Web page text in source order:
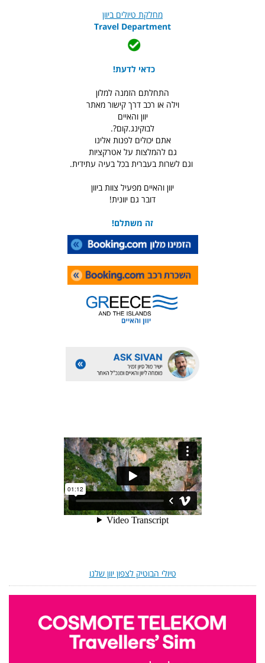
מחלקת טיולים ביוון
Travel Department
כדאי לדעת!
התחלתם הזמנה למלון
וילה או רכב דרך קישור מאתר
יוון והאיים
לבוקינג.קום?.
אתם יכולים לפנות אלינו
גם להמלצות על אטרקציות
וגם לשרות בעברית בכל בעיה עתידית.
יוון והאיים מפעיל צוות ביוון
דובר גם יוונית!
זה משתלם!
טיולי הבוטיק לצפון יוון שלנו